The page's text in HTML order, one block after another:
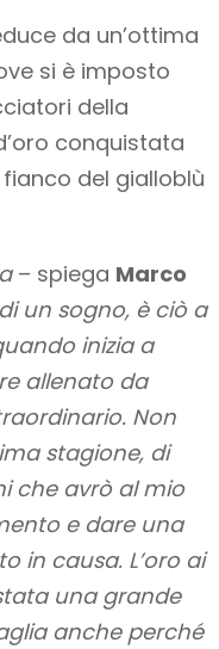
da un’ottima
si è imposto
della
conquistata
del gialloblù
– spiega Marco
un sogno, è ciò a
inizia a
allenato da
Non
stagione, di
che avrò al mio
e dare una
in causa. L’oro ai
una grande
anche perché